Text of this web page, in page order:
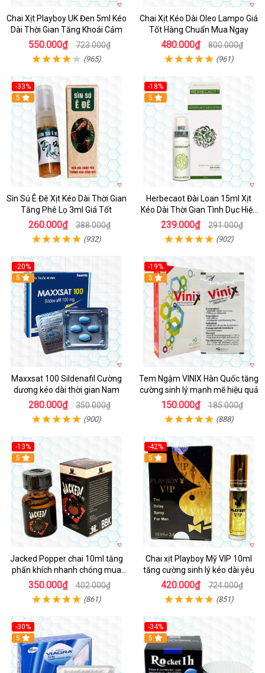
Chai Xịt Playboy UK Đen 5ml Kéo
Dài Thời Gian Tăng Khoái Cảm
550.000₫ 723.000₫
(965)
Chai Xịt Kéo Dài Oleo Lampo Giá
Tốt Hàng Chuẩn Mua Ngay
480.000₫ 800.000₫
(961)
-33%
5
Sìn Sú Ê Đê Xịt Kéo Dài Thời Gian
Tăng Phê Lọ 3ml Giá Tốt
260.000₫ 388.000₫
(932)
-18%
5
Herbecaot Đài Loan 15ml Xịt
Kéo Dài Thời Gian Tình Dục Hiệu
Quả
239.000₫ 291.000₫
(902)
-20%
5
Maxxsat 100 Sildenafil Cường
dương kéo dài thời gian Nam
280.000₫ 350.000₫
(900)
-19%
5
Tem Ngậm VINIX Hàn Quốc tăng
cường sinh lý mạnh mẽ hiệu quả
150.000₫ 185.000₫
(888)
-13%
5
Jacked Popper chai 10ml tăng
phấn khích nhanh chóng mua
ngay
350.000₫ 402.000₫
(861)
-42%
5
Chai xịt Playboy Mỹ VIP 10ml
tăng cường sinh lý kéo dài yêu
420.000₫ 724.000₫
(851)
-30%
5
-34%
5